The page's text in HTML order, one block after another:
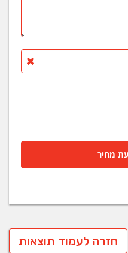
מחיר
חזרה לעמוד תוצאות